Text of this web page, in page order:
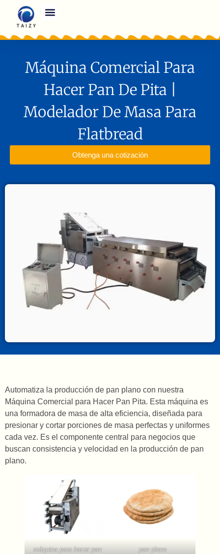
Máquina Comercial Para
Hacer Pan De Pita |
Modelador De Masa Para
Flatbread
Obtenga una cotización
Automatiza la producción de pan plano con nuestra
Máquina Comercial para Hacer Pan Pita. Esta máquina es
una formadora de masa de alta eficiencia, diseñada para
presionar y cortar porciones de masa perfectas y uniformes
cada vez. Es el componente central para negocios que
buscan consistencia y velocidad en la producción de pan
plano.
máquina para hacer pan
pan plano